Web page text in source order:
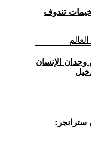
وجدان الإنسان
سترانجر: